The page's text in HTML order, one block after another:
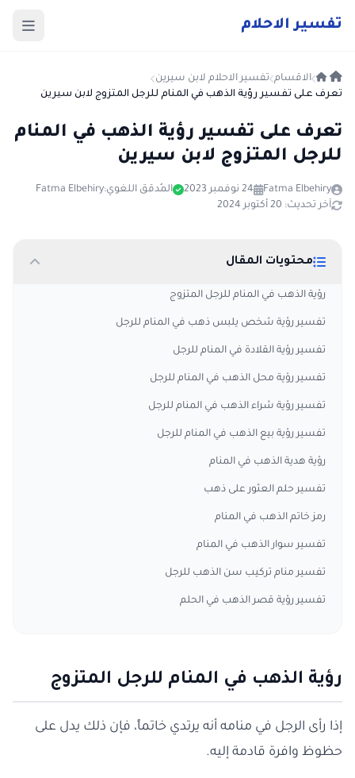
تفسير الاحلام
الاقسام تفسير الاحلام لابن سيرين
تعرف على تفسير رؤية الذهب في المنام للرجل المتزوج لابن سيرين
تعرف على تفسير رؤية الذهب في المنام
للرجل المتزوج لابن سيرين
Fatma Elbehiry 24 نوفمبر 2023 المُدقق اللغوي:Fatma Elbehiry
آخر تحديث: 20 أكتوبر 2024
محتويات المقال
رؤية الذهب في المنام للرجل المتزوج
تفسير رؤية شخص يلبس ذهب في المنام للرجل
تفسير رؤية القلادة في المنام للرجل
تفسير رؤية محل الذهب في المنام للرجل
تفسير رؤية شراء الذهب في المنام للرجل
تفسير رؤية بيع الذهب في المنام للرجل
رؤية هدية الذهب في المنام
تفسير حلم العثور على ذهب
رمز خاتم الذهب في المنام
تفسير سوار الذهب في المنام
تفسير منام تركيب سن الذهب للرجل
تفسير رؤية قصر الذهب في الحلم
رؤية الذهب في المنام للرجل المتزوج
إذا رأى الرجل في منامه أنه يرتدي خاتماً، فإن ذلك يدل على
حظوظ وافرة قادمة إليه.